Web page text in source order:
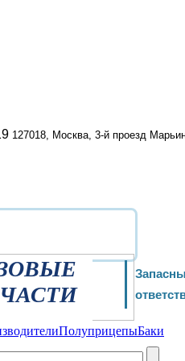
127018, Москва, 3-й проезд
ПолуприцепыБаки